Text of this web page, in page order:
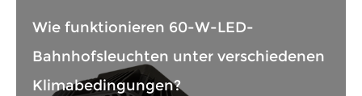
Wie funktionieren 60-W-LED-
Bahnhofsleuchten unter verschiedenen
Klimabedingungen?